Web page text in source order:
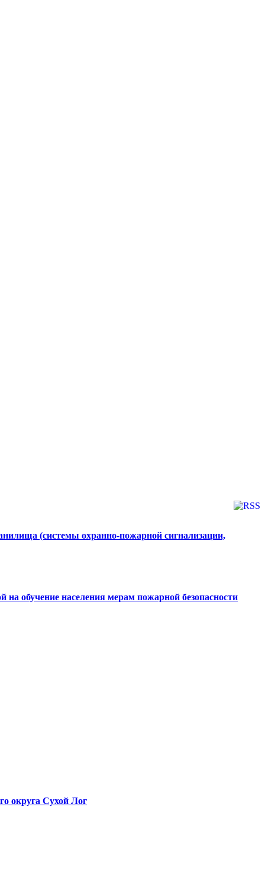
(системы охранно-пожарной сигнализации,
обучение населения мерам пожарной безопасности
округа Сухой Лог